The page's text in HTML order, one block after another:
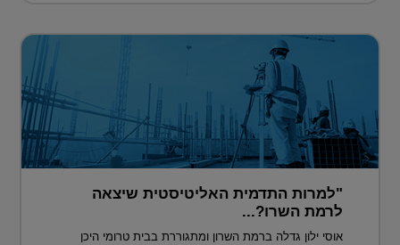
"למרות התדמית האליטיסטית שיצאה
לרמת השרו?...
אוסי ילון גדלה ברמת השרון ומתגוררת בבית טרומי היכן